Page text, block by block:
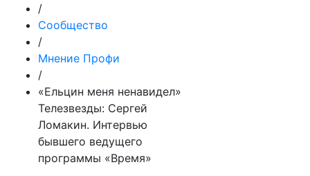
/
Сообщество
/
Мнение Профи
/
«Ельцин меня ненавидел»
Телезвезды: Сергей
Ломакин. Интервью
бывшего ведущего
программы «Время»